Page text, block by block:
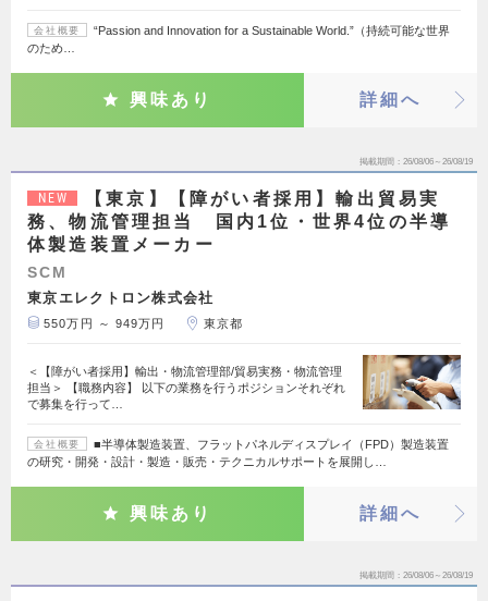
会社概要
“Passion and Innovation for a Sustainable World.”（持続可能な世界
のため…
興味あり 詳細へ
掲載期間 26/08/06～26/08/19
NEW
【東京】【障がい者採用】輸出貿易実
務、物流管理担当 国内1位・世界4位の半導
体製造装置メーカー
SCM
東京エレクトロン株式会社
550万円 ～ 949万円 東京都
＜【障がい者採用】輸出・物流管理部/貿易実務・物流管理
担当＞ 【職務内容】 以下の業務を行うポジションそれぞれ
で募集を行って…
会社概要
■半導体製造装置、フラットパネルディスプレイ（FPD）製造装置
の研究・開発・設計・製造・販売・テクニカルサポートを展開し…
興味あり 詳細へ
掲載期間 26/08/06～26/08/19